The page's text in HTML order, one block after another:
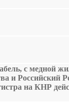
с медной
и Российский
на КНР